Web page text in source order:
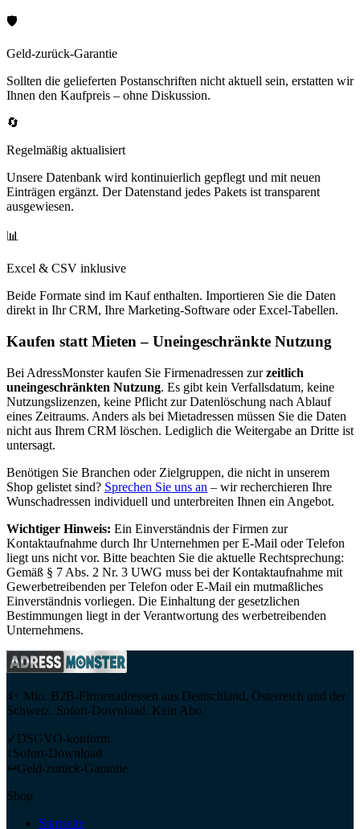
🛡️
Geld-zurück-Garantie
Sollten die gelieferten Postanschriften nicht aktuell sein, erstatten wir
Ihnen den Kaufpreis – ohne Diskussion.
🔄
Regelmäßig aktualisiert
Unsere Datenbank wird kontinuierlich gepflegt und mit neuen
Einträgen ergänzt. Der Datenstand jedes Pakets ist transparent
ausgewiesen.
📊
Excel & CSV inklusive
Beide Formate sind im Kauf enthalten. Importieren Sie die Daten
direkt in Ihr CRM, Ihre Marketing-Software oder Excel-Tabellen.
Kaufen statt Mieten – Uneingeschränkte Nutzung
Bei AdressMonster kaufen Sie Firmenadressen zur zeitlich
uneingeschränkten Nutzung. Es gibt kein Verfallsdatum, keine
Nutzungslizenzen, keine Pflicht zur Datenlöschung nach Ablauf
eines Zeitraums. Anders als bei Mietadressen müssen Sie die Daten
nicht aus Ihrem CRM löschen. Lediglich die Weitergabe an Dritte ist
untersagt.
Benötigen Sie Branchen oder Zielgruppen, die nicht in unserem
Shop gelistet sind? Sprechen Sie uns an – wir recherchieren Ihre
Wunschadressen individuell und unterbreiten Ihnen ein Angebot.
Wichtiger Hinweis: Ein Einverständnis der Firmen zur
Kontaktaufnahme durch Ihr Unternehmen per E-Mail oder Telefon
liegt uns nicht vor. Bitte beachten Sie die aktuelle Rechtsprechung:
Gemäß § 7 Abs. 2 Nr. 3 UWG muss bei der Kontaktaufnahme mit
Gewerbetreibenden per Telefon oder E-Mail ein mutmaßliches
Einverständnis vorliegen. Die Einhaltung der gesetzlichen
Bestimmungen liegt in der Verantwortung des werbetreibenden
Unternehmens.
4+ Mio. B2B-Firmenadressen aus Deutschland, Österreich und der
Schweiz. Sofort-Download. Kein Abo.
✓ DSGVO-konform
↓Sofort-Download
↩Geld-zurück-Garantie
Shop
Startseite